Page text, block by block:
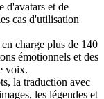
d'avatars et de
cas d'utilisation
charge plus de 140
émotionnels et des
voix.
la traduction avec
les légendes et